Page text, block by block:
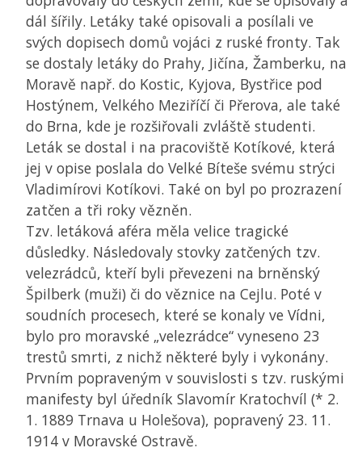
dál šířily. Letáky také opisovali a posílali ve
svých dopisech domů vojáci z ruské fronty. Tak
se dostaly letáky do Prahy, Jičína, Žamberku, na
Moravě např. do Kostic, Kyjova, Bystřice pod
Hostýnem, Velkého Meziříčí či Přerova, ale také
do Brna, kde je rozšiřovali zvláště studenti.
Leták se dostal i na pracoviště Kotíkové, která
jej v opise poslala do Velké Bíteše svému strýci
Vladimírovi Kotíkovi. Také on byl po prozrazení
zatčen a tři roky vězněn.
Tzv. letáková aféra měla velice tragické
důsledky. Následovaly stovky zatčených tzv.
velezrádců, kteří byli převezeni na brněnský
Špilberk (muži) či do věznice na Cejlu. Poté v
soudních procesech, které se konaly ve Vídni,
bylo pro moravské „velezrádce“ vyneseno 23
trestů smrti, z nichž některé byly i vykonány.
Prvním popraveným v souvislosti s tzv. ruskými
manifesty byl úředník Slavomír Kratochvíl (* 2.
1. 1889 Trnava u Holešova), popravený 23. 11.
1914 v Moravské Ostravě.